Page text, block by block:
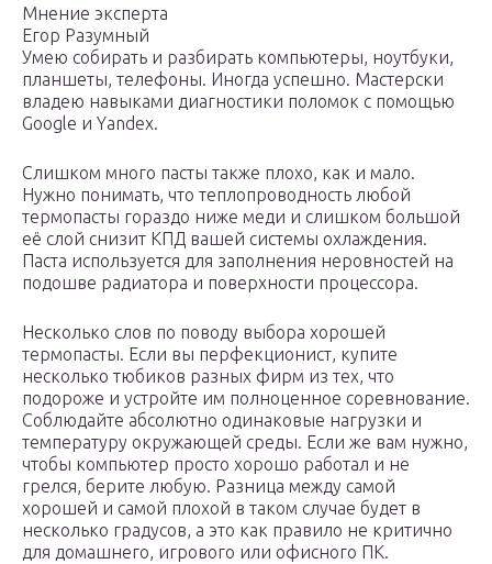
Мнение эксперта
Егор Разумный
Умею собирать и разбирать компьютеры, ноутбуки,
планшеты, телефоны. Иногда успешно. Мастерски
владею навыками диагностики поломок с помощью
Google и Yandex.
Слишком много пасты также плохо, как и мало.
Нужно понимать, что теплопроводность любой
термопасты гораздо ниже меди и слишком большой
её слой снизит КПД вашей системы охлаждения.
Паста используется для заполнения неровностей на
подошве радиатора и поверхности процессора.
Несколько слов по поводу выбора хорошей
термопасты. Если вы перфекционист, купите
несколько тюбиков разных фирм из тех, что
подороже и устройте им полноценное соревнование.
Соблюдайте абсолютно одинаковые нагрузки и
температуру окружающей среды. Если же вам нужно,
чтобы компьютер просто хорошо работал и не
грелся, берите любую. Разница между самой
хорошей и самой плохой в таком случае будет в
несколько градусов, а это как правило не критично
для домашнего, игрового или офисного ПК.